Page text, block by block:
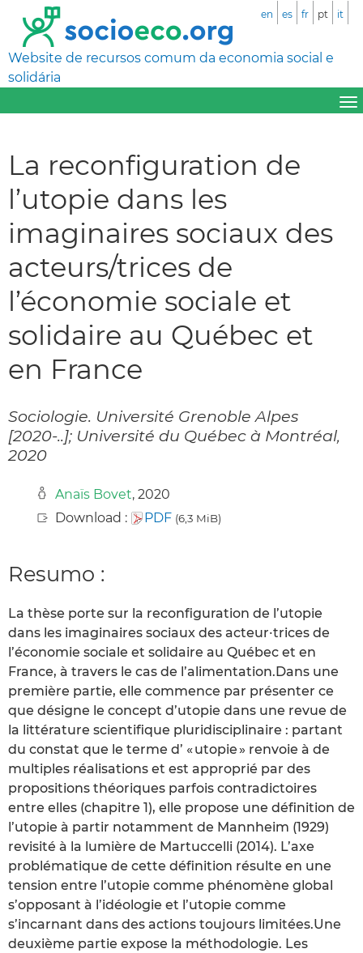
Website de recursos comum da economia social e
solidária
en es fr pt it
La reconfiguration de
l’utopie dans les
imaginaires sociaux des
acteurs/trices de
l’économie sociale et
solidaire au Québec et
en France
Sociologie. Université Grenoble Alpes
[2020-..]; Université du Québec à Montréal,
2020
Anaïs Bovet, 2020
Download :
PDF (6,3 MiB)
Resumo :
La thèse porte sur la reconfiguration de l’utopie
dans les imaginaires sociaux des acteur∙trices de
l’économie sociale et solidaire au Québec et en
France, à travers le cas de l’alimentation.Dans une
première partie, elle commence par présenter ce
que désigne le concept d’utopie dans une revue de
la littérature scientifique pluridisciplinaire : partant
du constat que le terme d’ « utopie » renvoie à de
multiples réalisations et est approprié par des
propositions théoriques parfois contradictoires
entre elles (chapitre 1), elle propose une définition de
l’utopie à partir notamment de Mannheim (1929)
revisité à la lumière de Martuccelli (2014). L’axe
problématique de cette définition résulte en une
tension entre l’utopie comme phénomène global
s’opposant à l’idéologie et l’utopie comme
s’incarnant dans des actions toujours limitées.Une
deuxième partie expose la méthodologie. Les